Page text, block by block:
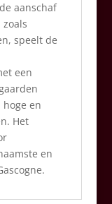
aanschaf
speelt de
een
en
Het
en